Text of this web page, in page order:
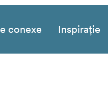
conexe Inspirație